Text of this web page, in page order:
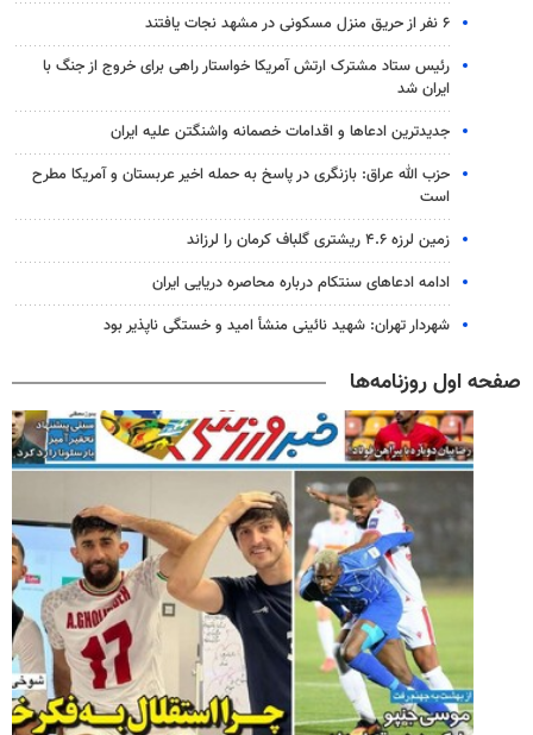
۶ نفر از حریق منزل مسکونی در مشهد نجات یافتند
رئیس ستاد مشترک ارتش آمریکا خواستار راهی برای خروج از جنگ با
ایران شد
جدیدترین ادعاها و اقدامات خصمانه واشنگتن علیه ایران
حزب الله عراق: بازنگری در پاسخ به حمله اخیر عربستان و آمریکا مطرح
است
زمین لرزه ۴.۶ ریشتری گلباف کرمان را لرزاند
ادامه ادعاهای سنتکام درباره محاصره دریایی ایران
شهردار تهران: شهید نائینی منشأ امید و خستگی‌ ناپذیر بود
صفحه اول روزنامه‌ها